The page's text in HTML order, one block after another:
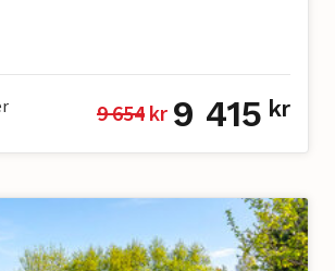
9 654 kr 9 415 kr